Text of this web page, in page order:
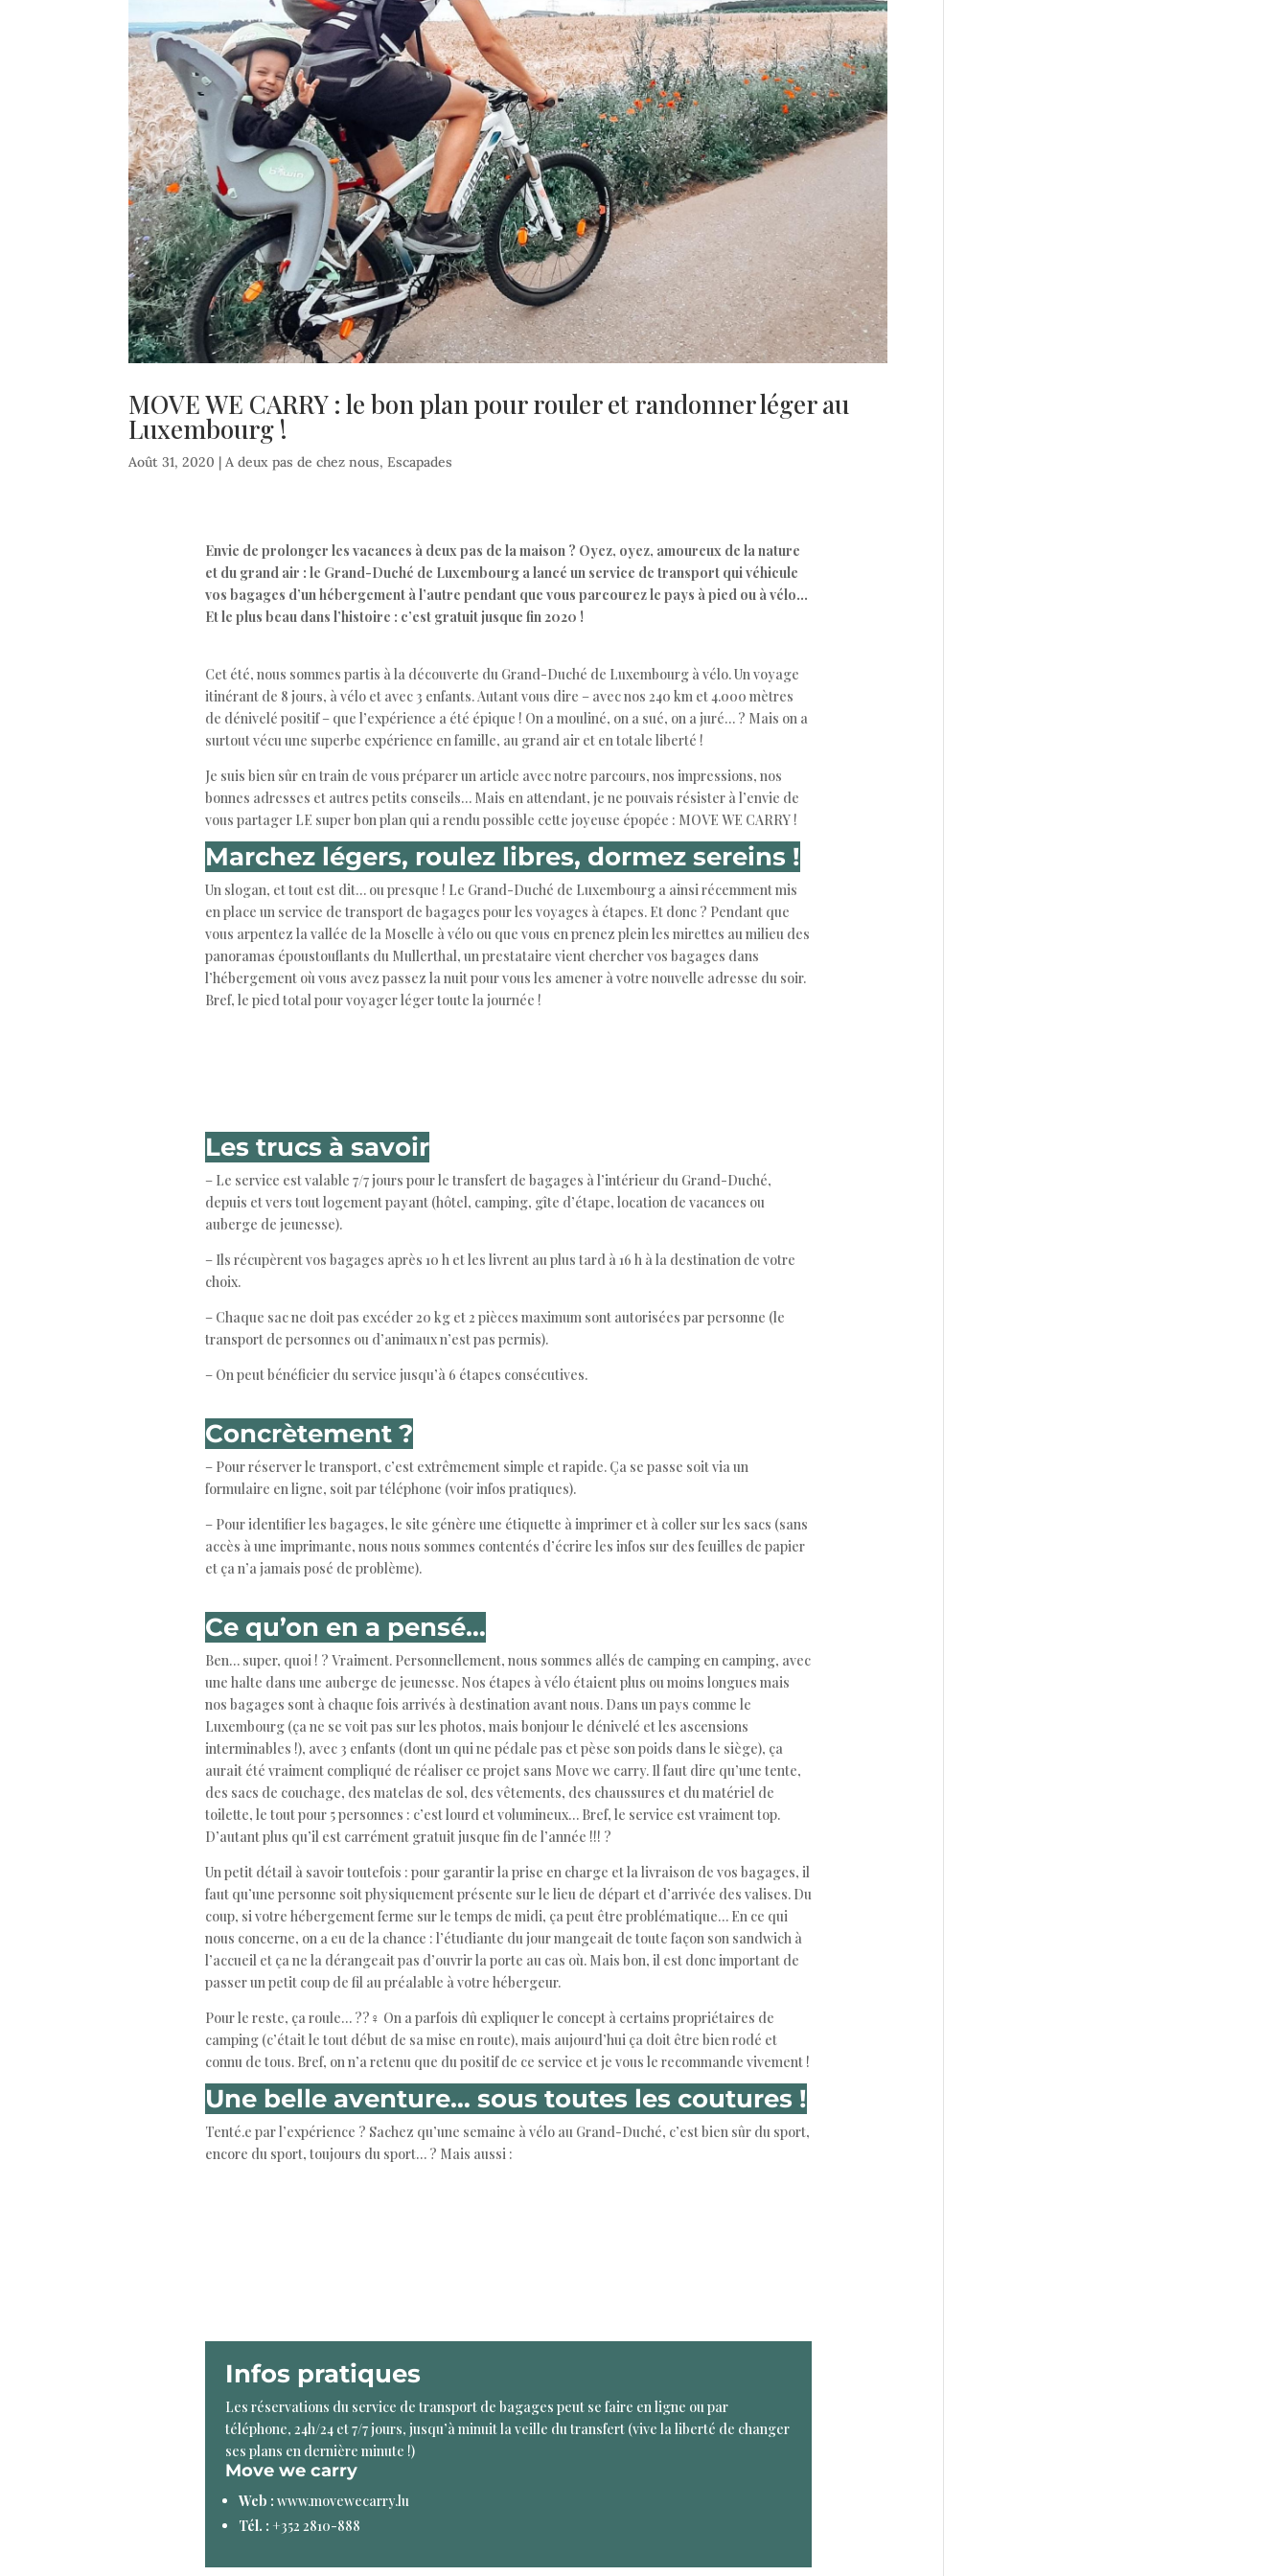
MOVE WE CARRY : le bon plan pour rouler et randonner léger au
Luxembourg !
Août 31, 2020 |A deux pas de chez nous,Escapades
Envie de prolonger les vacances à deux pas de la maison ? Oyez, oyez, amoureux de la nature
et du grand air : le Grand-Duché de Luxembourg a lancé un service de transport qui véhicule
vos bagages d’un hébergement à l’autre pendant que vous parcourez le pays à pied ou à vélo…
Et le plus beau dans l’histoire : c’est gratuit jusque fin 2020 !
Cet été, nous sommes partis à la découverte du Grand-Duché de Luxembourg à vélo. Un voyage
itinérant de 8 jours, à vélo et avec 3 enfants. Autant vous dire – avec nos 240 km et 4.000 mètres
de dénivelé positif – que l’expérience a été épique ! On a mouliné, on a sué, on a juré… ? Mais on a
surtout vécu une superbe expérience en famille, au grand air et en totale liberté !
Je suis bien sûr en train de vous préparer un article avec notre parcours, nos impressions, nos
bonnes adresses et autres petits conseils… Mais en attendant, je ne pouvais résister à l’envie de
vous partager LE super bon plan qui a rendu possible cette joyeuse épopée : MOVE WE CARRY !
Marchez légers, roulez libres, dormez sereins !
Un slogan, et tout est dit… ou presque ! Le Grand-Duché de Luxembourg a ainsi récemment mis
en place un service de transport de bagages pour les voyages à étapes. Et donc ? Pendant que
vous arpentez la vallée de la Moselle à vélo ou que vous en prenez plein les mirettes au milieu des
panoramas époustouflants du Mullerthal, un prestataire vient chercher vos bagages dans
l’hébergement où vous avez passez la nuit pour vous les amener à votre nouvelle adresse du soir.
Bref, le pied total pour voyager léger toute la journée !
Les trucs à savoir
– Le service est valable 7/7 jours pour le transfert de bagages à l’intérieur du Grand-Duché,
depuis et vers tout logement payant (hôtel, camping, gîte d’étape, location de vacances ou
auberge de jeunesse).
– Ils récupèrent vos bagages après 10 h et les livrent au plus tard à 16 h à la destination de votre
choix.
– Chaque sac ne doit pas excéder 20 kg et 2 pièces maximum sont autorisées par personne (le
transport de personnes ou d’animaux n’est pas permis).
– On peut bénéficier du service jusqu’à 6 étapes consécutives.
Concrètement ?
– Pour réserver le transport, c’est extrêmement simple et rapide. Ça se passe soit via un
formulaire en ligne, soit par téléphone (voir infos pratiques).
– Pour identifier les bagages, le site génère une étiquette à imprimer et à coller sur les sacs (sans
accès à une imprimante, nous nous sommes contentés d’écrire les infos sur des feuilles de papier
et ça n’a jamais posé de problème).
Ce qu’on en a pensé…
Ben… super, quoi ! ? Vraiment. Personnellement, nous sommes allés de camping en camping, avec
une halte dans une auberge de jeunesse. Nos étapes à vélo étaient plus ou moins longues mais
nos bagages sont à chaque fois arrivés à destination avant nous. Dans un pays comme le
Luxembourg (ça ne se voit pas sur les photos, mais bonjour le dénivelé et les ascensions
interminables !), avec 3 enfants (dont un qui ne pédale pas et pèse son poids dans le siège), ça
aurait été vraiment compliqué de réaliser ce projet sans Move we carry. Il faut dire qu’une tente,
des sacs de couchage, des matelas de sol, des vêtements, des chaussures et du matériel de
toilette, le tout pour 5 personnes : c’est lourd et volumineux… Bref, le service est vraiment top.
D’autant plus qu’il est carrément gratuit jusque fin de l’année !!! ?
Un petit détail à savoir toutefois : pour garantir la prise en charge et la livraison de vos bagages, il
faut qu’une personne soit physiquement présente sur le lieu de départ et d’arrivée des valises. Du
coup, si votre hébergement ferme sur le temps de midi, ça peut être problématique… En ce qui
nous concerne, on a eu de la chance : l’étudiante du jour mangeait de toute façon son sandwich à
l’accueil et ça ne la dérangeait pas d’ouvrir la porte au cas où. Mais bon, il est donc important de
passer un petit coup de fil au préalable à votre hébergeur.
Pour le reste, ça roule… ??‍♀️ On a parfois dû expliquer le concept à certains propriétaires de
camping (c’était le tout début de sa mise en route), mais aujourd’hui ça doit être bien rodé et
connu de tous. Bref, on n’a retenu que du positif de ce service et je vous le recommande vivement !
Une belle aventure… sous toutes les coutures !
Tenté.e par l’expérience ? Sachez qu’une semaine à vélo au Grand-Duché, c’est bien sûr du sport,
encore du sport, toujours du sport… ? Mais aussi :
Infos pratiques
Les réservations du service de transport de bagages peut se faire en ligne ou par
téléphone, 24h/24 et 7/7 jours, jusqu’à minuit la veille du transfert (vive la liberté de changer
ses plans en dernière minute !)
Move we carry
Web : www.movewecarry.lu
Tél. : +352 2810-888